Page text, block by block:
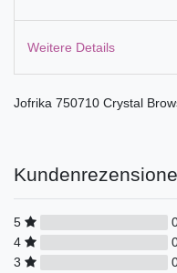
Weitere Details
Jofrika 750710 Crystal
5
4
3